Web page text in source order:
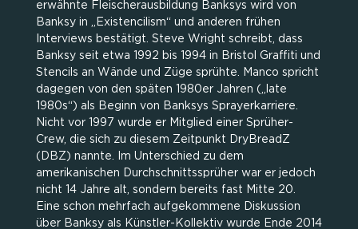
erwähnte Fleischerausbildung Banksys wird von
Banksy in „Existencilism“ und anderen frühen
Interviews bestätigt. Steve Wright schreibt, dass
Banksy seit etwa 1992 bis 1994 in Bristol Graffiti und
Stencils an Wände und Züge sprühte. Manco spricht
dagegen von den späten 1980er Jahren („late
1980s“) als Beginn von Banksys Sprayerkarriere.
Nicht vor 1997 wurde er Mitglied einer Sprüher-
Crew, die sich zu diesem Zeitpunkt DryBreadZ
(DBZ) nannte. Im Unterschied zu dem
amerikanischen Durchschnittssprüher war er jedoch
nicht 14 Jahre alt, sondern bereits fast Mitte 20.
Eine schon mehrfach aufgekommene Diskussion
über Banksy als Künstler-Kollektiv wurde Ende 2014